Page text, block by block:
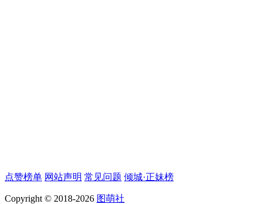
点赞榜单 网站声明 常见问题 倾城·正妹榜
Copyright © 2018-2026 图萌社